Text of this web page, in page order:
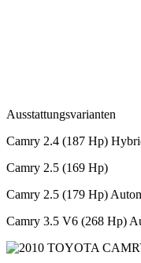
Ausstattungsvarianten
Camry 2.4 (187 Hp)
Camry 2.5 (169 Hp)
Camry 2.5 (179 Hp)
Camry 3.5 V6 (268 Hp)